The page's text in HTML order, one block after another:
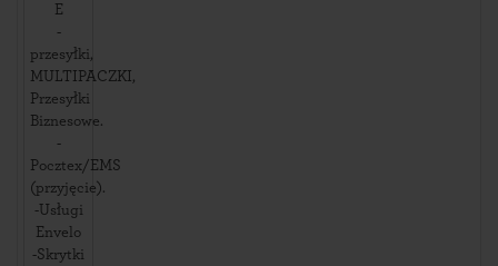
E
-
przesyłki,
MULTIPACZKI,
Przesyłki
Biznesowe.
-
Pocztex/EMS
(przyjęcie).
-Usługi
Envelo
-Skrytki